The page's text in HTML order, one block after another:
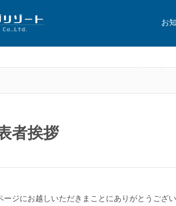
お
者挨拶
ージにお越しいただきまことにありがとうござい